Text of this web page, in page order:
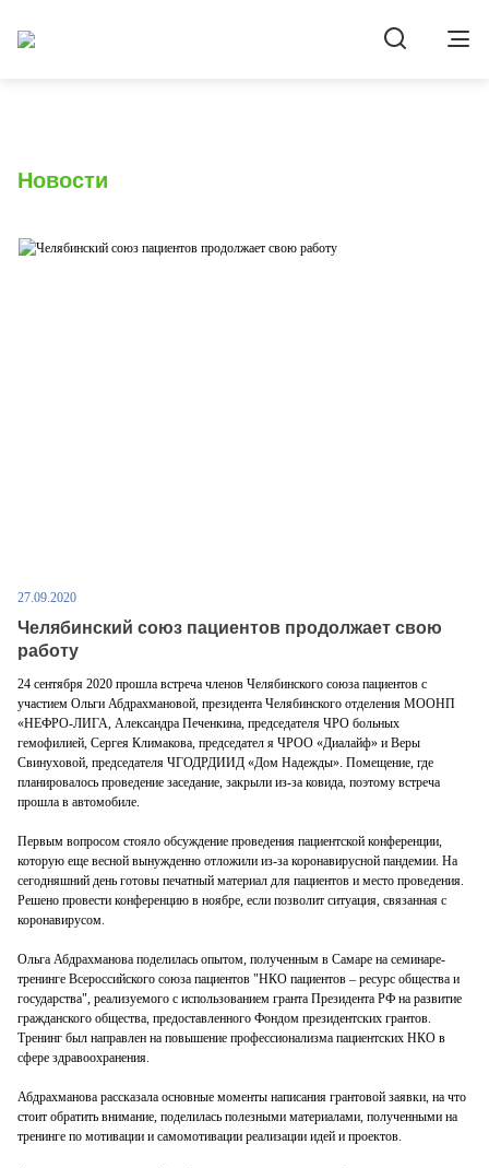
Новости
27.09.2020
Челябинский союз пациентов продолжает свою
работу
24 сентября 2020 прошла встреча членов Челябинского союза пациентов с
участием Ольги Абдрахмановой, президента Челябинского отделения МООНП
«НЕФРО-ЛИГА, Александра Печенкина, председателя ЧРО больных
гемофилией, Сергея Климакова, председател я ЧРОО «Диалайф» и Веры
Свинуховой, председателя ЧГОДРДИИД «Дом Надежды». Помещение, где
планировалось проведение заседание, закрыли из-за ковида, поэтому встреча
прошла в автомобиле.
Первым вопросом стояло обсуждение проведения пациентской конференции,
которую еще весной вынужденно отложили из-за коронавирусной пандемии. На
сегодняшний день готовы печатный материал для пациентов и место проведения.
Решено провести конференцию в ноябре, если позволит ситуация, связанная с
коронавирусом.
Ольга Абдрахманова поделилась опытом, полученным в Самаре на семинаре-
тренинге Всероссийского союза пациентов "НКО пациентов – ресурс общества и
государства", реализуемого с использованием гранта Президента РФ на развитие
гражданского общества, предоставленного Фондом президентских грантов.
Тренинг был направлен на повышение профессионализма пациентских НКО в
сфере здравоохранения.
Абдрахманова рассказала основные моменты написания грантовой заявки, на что
стоит обратить внимание, поделилась полезными материалами, полученными на
тренинге по мотивации и самомотивации реализации идей и проектов.